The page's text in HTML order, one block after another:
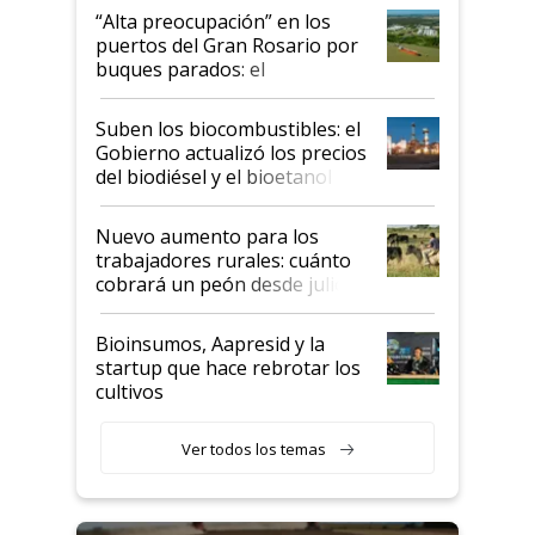
“Alta preocupación” en los
puertos del Gran Rosario por
buques parados: el
funcionamiento de las
exportadoras en tensión tras
la medida de fuerza de los
prácticos
Suben los biocombustibles: el
Gobierno actualizó los precios
del biodiésel y el bioetanol
Nuevo aumento para los
trabajadores rurales: cuánto
cobrará un peón desde julio
Bioinsumos, Aapresid y la
startup que hace rebrotar los
cultivos
Ver todos los temas